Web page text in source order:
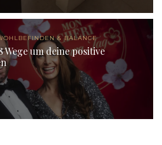
& BALANCE
Wege um deine positive